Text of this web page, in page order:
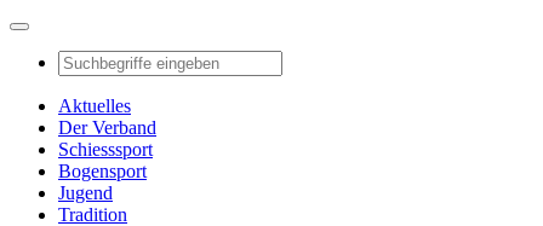
Aktuelles
Der Verband
Schiesssport
Bogensport
Jugend
Tradition